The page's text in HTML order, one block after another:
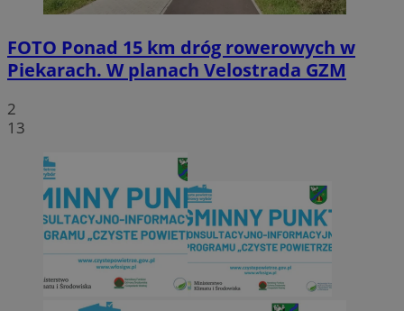
FOTO Ponad 15 km dróg rowerowych w
Piekarach. W planach Velostrada GZM
2
13